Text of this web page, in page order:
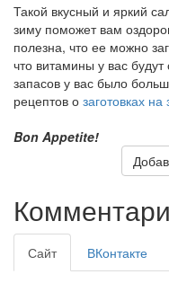
Такой вкусный и яркий
зиму поможет вам
полезна, что ее можно
что витамины у вас будут
запасов у вас было
рецептов о заготовках на
Bon Appetite!
Сайт ВКонтакте